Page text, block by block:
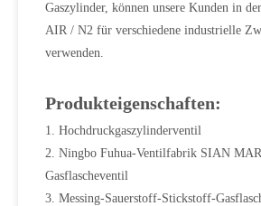
Gaszylinder, können unsere Kunden in
AIR / N2 für verschiedene industrielle
verwenden.
Produkteigenschaften:
1. Hochdruckgaszylinderventil
2. Ningbo Fuhua-Ventilfabrik SIAN
Gasflascheventil
3. Messing-Sauerstoff-Stickstoff-